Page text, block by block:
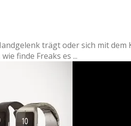
trägt oder sich mit
finde Freaks es ...